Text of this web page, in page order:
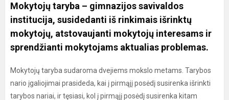
Mokytojų taryba – gimnazijos savivaldos
institucija, susidedanti iš rinkimais išrinktų
mokytojų, atstovaujanti mokytojų interesams ir
sprendžianti mokytojams aktualias problemas.
Mokytojų taryba sudaroma dvejiems mokslo metams. Tarybos
nario įgaliojimai prasideda, kai į pirmąjį posėdį susirenka išrinkti
tarybos nariai, ir tęsiasi, kol į pirmąjį posėdį susirenka kitam